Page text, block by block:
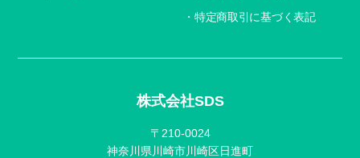
株式会社SDS
〒210-0024
神奈川県川崎市川崎区日進町
特定商取引に基づく表記